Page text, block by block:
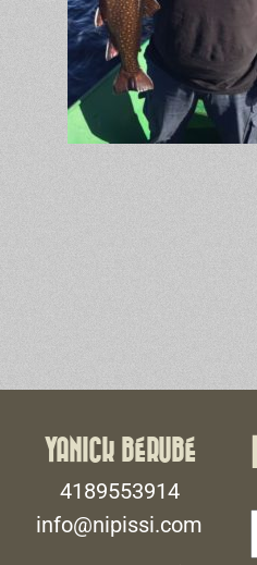
YANICK BÉRUBÉ
4189553914
info@nipissi.com